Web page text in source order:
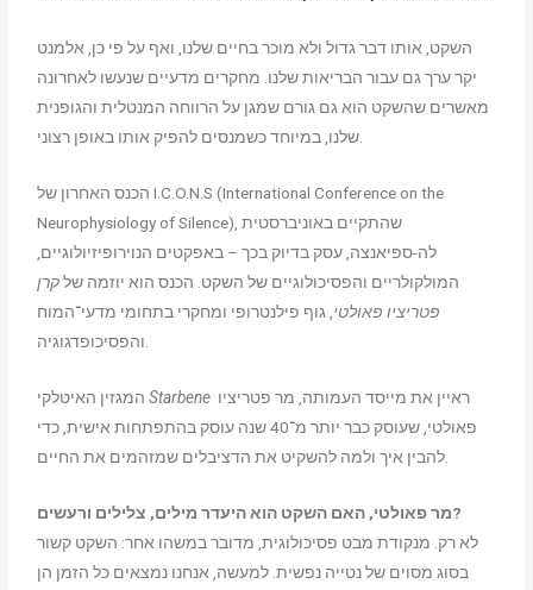
השקט, אותו דבר גדול ולא מוכר בחיים שלנו, ואף על פי כן, אלמנט
יקר ערך גם עבור הבריאות שלנו. מחקרים מדעיים שנעשו לאחרונה
מאשרים שהשקט הוא גם גורם שמגן על הרווחה המנטלית והגופנית
שלנו, במיוחד כשמנסים להפיק אותו באופן רצוני.
הכנס האחרון של I.C.O.N.S (International Conference on the
Neurophysiology of Silence), שהתקיים באוניברסטית
לה-ספיאנצה, עסק בדיוק בכך – באפקטים הנוירופיזיולוגיים,
המולקולריים והפסיכולוגיים של השקט. הכנס הוא יוזמה שלקרן
פטריציו פאולטי , גוף פילנטרופי ומחקרי בתחומי מדעי־המוח
המגזין האיטלקיStarbene
פאולטי, שעוסק כבר יותר מ־40 שנה עוסק בהתפתחות אישית, כדי
מר פאולטי, האם השקט הוא היעדר מילים, צלילים ורעשים?
לא רק. מנקודת מבט פסיכולוגית, מדובר במשהו אחר: השקט קשור
בסוג מסוים של נטייה נפשית. למעשה, אנחנו נמצאים כל הזמן הן